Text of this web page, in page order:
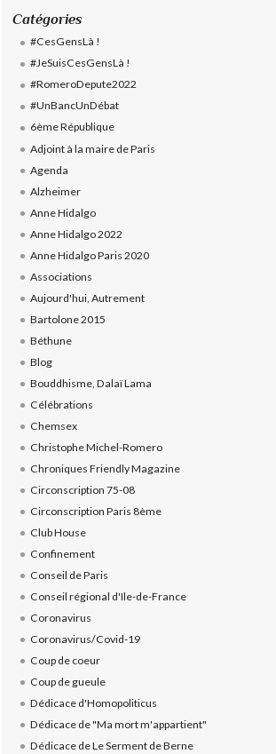
Catégories
#CesGensLà !
#JeSuisCesGensLà !
#RomeroDepute2022
#UnBancUnDébat
6ème République
Adjoint à la maire de Paris
Agenda
Alzheimer
Anne Hidalgo
Anne Hidalgo 2022
Anne Hidalgo Paris 2020
Associations
Aujourd'hui, Autrement
Bartolone 2015
Béthune
Blog
Bouddhisme, Dalaï Lama
Célébrations
Chemsex
Christophe Michel-Romero
Chroniques Friendly Magazine
Circonscription 75-08
Circonscription Paris 8ème
Club House
Confinement
Conseil de Paris
Conseil régional d'Ile-de-France
Coronavirus
Coronavirus/Covid-19
Coup de coeur
Coup de gueule
Dédicace d'Homopoliticus
Dédicace de "Ma mort m'appartient"
Dédicace de Le Serment de Berne